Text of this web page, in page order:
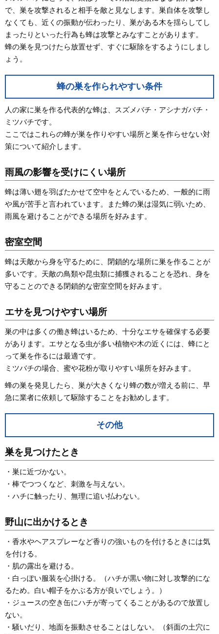
で、巣を攻撃されると相手を敵と見なします。巣自体を攻撃し
なくても、近くの振動が伝わったり、巣がある木を揺らしてし
まったりといった行為も蜂は攻撃とみなすことがあります。
蜂の巣を見つけたら放置せず、すぐに駆除をするようにしまし
ょう。
蜂の巣を作られやすい条件
人の家に巣を作る代表的な蜂は、スズメバチ・アシナガバチ・
ミツバチです。
ここではこれらの蜂が巣を作りやすい場所と巣を作らせない対
策について紹介します。
雨風の影響を受けにくい場所
蜂は薄い翅を羽ばたかせて空中をとんでいるため、一般的に雨
や風が苦手と言われています。また蜂の巣は湿気に弱いため、
雨風を避けることができる場所を好みます。
密室空間
蜂は天敵から身を守るために、閉鎖的な場所に巣を作ることが
多いです。天敵の鳥類や昆虫類に捕獲されることを恐れ、身を
守ることのできる閉鎖的な密室空間を好みます。
エサを見つけやすい場所
巣の中は多くの働き蜂はいるため、十分なエサを確保する必要
があります。エサとなる虫が多い植物や木の近くには、蜂にと
って巣を作るには最適です。
ミツバチの場合、蜜や花粉が取りやすい場所を好みます。
蜂の巣を発見したら、巣が大きくなり蜂の数が増える前に、早
急に業者に依頼して駆除することをお勧めします。
その他
巣を見つけたとき
・巣に近づかない。
・棒でつつくなど、刺激を与えない。
・ハチに触ったり、無理に追い払わない。
野山に出かけるとき
・香水やヘアスプレーなど香りの強いものを付けるときには気
を付ける。
・肌の露出を避ける。
・白っぽい服装を心掛ける。（ハチが黒い物に対し攻撃的にな
るため。白い帽子をかぶる方が良いでしょう。）
・ジュースの空き缶にハチが寄ってくることがあるので放置し
ない。
・騒いだり、地面を振動させることはしない。（斜面の土穴に